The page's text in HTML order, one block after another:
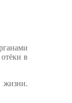
в
жизни.